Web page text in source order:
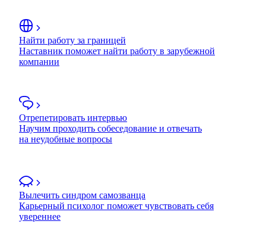
Найти работу за границей
Наставник поможет найти работу в зарубежной
компании
Отрепетировать интервью
Научим проходить собеседование и отвечать
на неудобные вопросы
Вылечить синдром самозванца
Карьерный психолог поможет чувствовать себя
увереннее